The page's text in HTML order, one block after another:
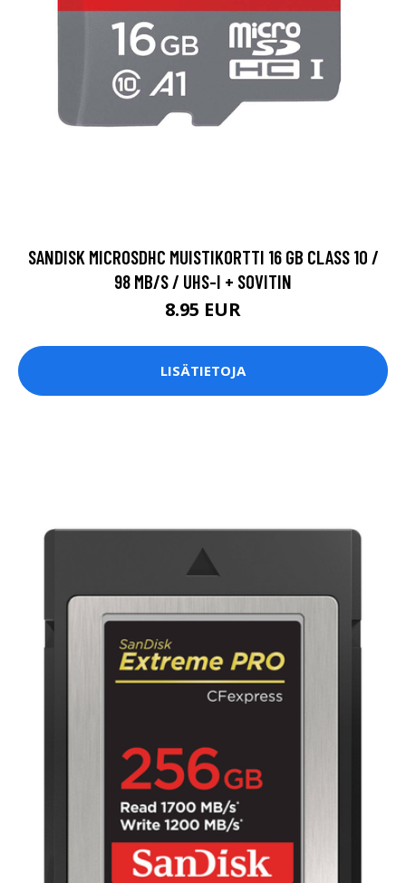
SANDISK MICROSDHC MUISTIKORTTI 16 GB CLASS 10 /
98 MB/S / UHS-I + SOVITIN
8.95 EUR
LISÄTIETOJA